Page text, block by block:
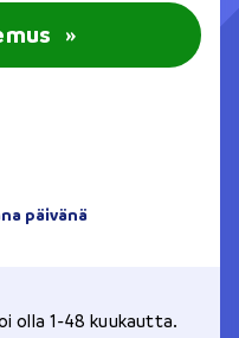
»
päivänä
olla 1-48 kuukautta.